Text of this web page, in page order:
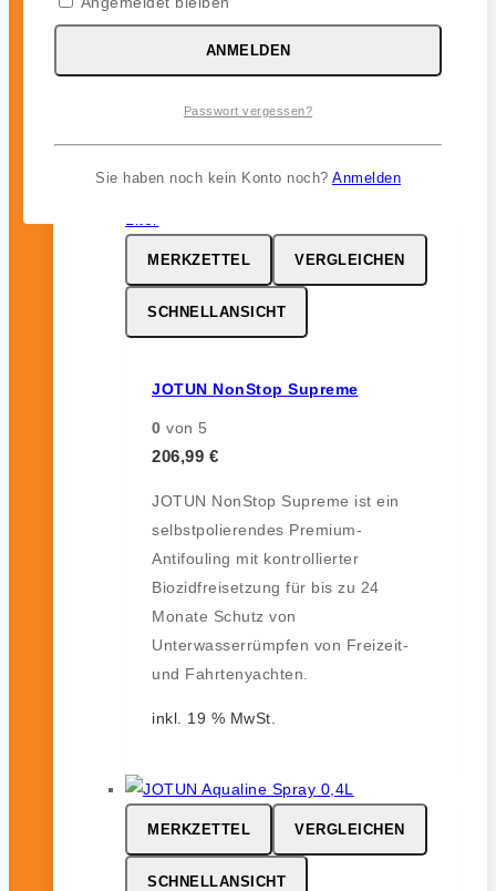
zuverlässigen Bewuchsschutz (bis zu
12 Monate) im Unterwasserbereich.
inkl. 19 % MwSt.
MERKZETTEL VERGLEICHEN
SCHNELLANSICHT
JOTUN NonStop Supreme
0 von 5
206,99 €
JOTUN NonStop Supreme ist ein
selbstpolierendes Premium-
Antifouling mit kontrollierter
Biozidfreisetzung für bis zu 24
Monate Schutz von
Unterwasserrümpfen von Freizeit-
und Fahrtenyachten.
inkl. 19 % MwSt.
MERKZETTEL VERGLEICHEN
SCHNELLANSICHT
ANMELDEN
Passwort vergessen?
Sie haben noch kein Konto noch? Anmelden